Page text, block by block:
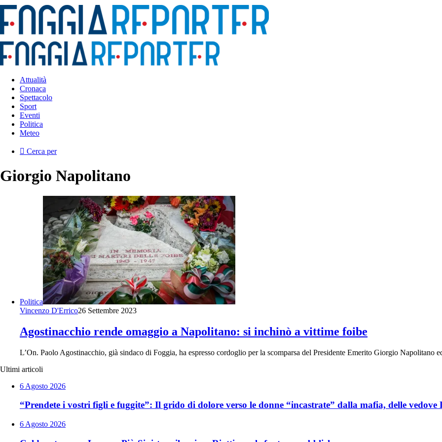
Attualità
Cronaca
Spettacolo
Sport
Eventi
Politica
Meteo
Cerca per
Giorgio Napolitano
Politica
Vincenzo D'Errico26 Settembre 2023
Agostinacchio rende omaggio a Napolitano: si inchinò a vittime foibe
L’On. Paolo Agostinacchio, già sindaco di Foggia, ha espresso cordoglio per la scomparsa del Presidente Emerito Giorgio Napolitano
Ultimi articoli
6 Agosto 2026
“Prendete i vostri figli e fuggite”: Il grido di dolore verso le donne “incastrate” dalla mafia, delle vedove
6 Agosto 2026